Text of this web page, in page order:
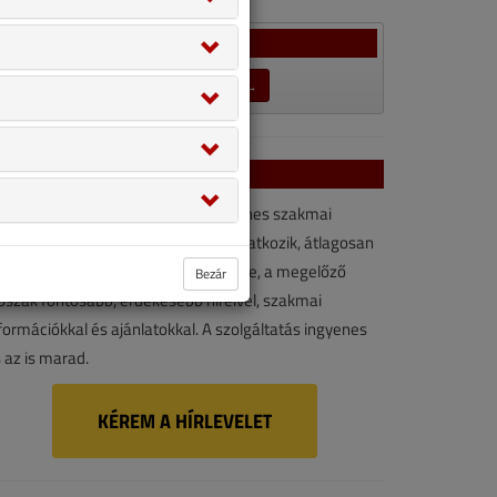
LEZÁRULT SZAVAZÁSOK →
hírlevél
VGF&HKL hírlevél kényelmes, ingyenes szakmai
Vegye igénybe ön is! Ha feliratkozik, átlagosan
kétszer érkezik e-mail-címére, a megelőző
fontosabb, érdekesebb híreivel, szakmai
és ajánlatokkal. A szolgáltatás ingyenes
az is marad.
KÉREM A HÍRLEVELET
Bezár